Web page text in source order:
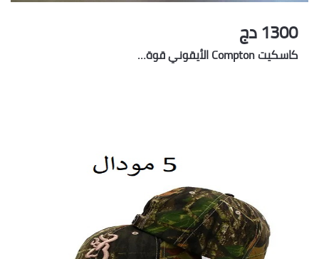
1300 دج
كاسكيت Compton الأيقوني قوة…